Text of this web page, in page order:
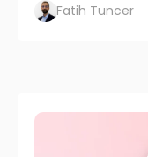
Fatih Tuncer